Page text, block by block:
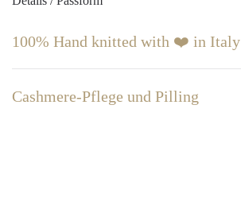
100% Hand knitted with ❤️ in Italy
Cashmere-Pflege und Pilling